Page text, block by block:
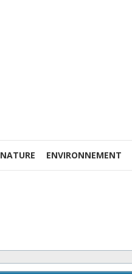
ENVIRONNEMENT